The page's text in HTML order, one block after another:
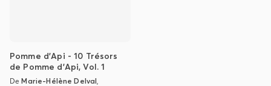
Pomme d'Api - 10 Trésors
de Pomme d'Api, Vol. 1
DeMarie-Hélène Delval,